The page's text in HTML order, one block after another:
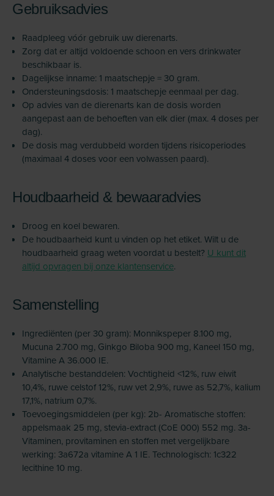
Gebruiksadvies
Raadpleeg vóór gebruik uw dierenarts.
Zorg dat er altijd voldoende schoon en vers drinkwater
beschikbaar is.
Dagelijkse inname: 1 maatschepje = 30 gram.
Ondersteuningsdosis: 1 maatschepje eenmaal per dag.
Op advies van de dierenarts kan de dosis worden
aangepast aan de behoeften van elk dier (max. 4 doses per
dag).
De dosis mag verdubbeld worden tijdens risicoperiodes
(maximaal 4 doses voor een volwassen paard).
Houdbaarheid & bewaaradvies
Droog en koel bewaren.
De houdbaarheid kunt u vinden op het etiket. Wilt u de
houdbaarheid graag weten voordat u bestelt? U kunt dit
altijd opvragen bij onze klantenservice.
Samenstelling
Ingrediënten (per 30 gram): Monnikspeper 8.100 mg,
Mucuna 2.700 mg, Ginkgo Biloba 900 mg, Kaneel 150 mg,
Vitamine A 36.000 IE.
Analytische bestanddelen: Vochtigheid <12%, ruw eiwit
10,4%, ruwe celstof 12%, ruw vet 2,9%, ruwe as 52,7%, kalium
17,1%, natrium 0,7%.
Toevoegingsmiddelen (per kg): 2b- Aromatische stoffen:
appelsmaak 25 mg, stevia-extract (CoE 000) 552 mg. 3a-
Vitaminen, provitaminen en stoffen met vergelijkbare
werking: 3a672a vitamine A 1 IE. Technologisch: 1c322
lecithine 10 mg.